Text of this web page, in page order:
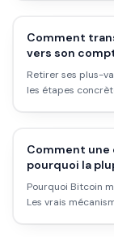
Comment
vers son
Retirer ses plus-
les étapes
Comment une
pourquoi la
Pourquoi Bitcoin
Les vrais